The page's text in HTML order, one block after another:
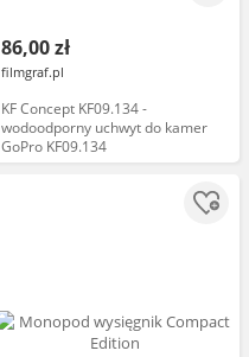
86,00 zł
filmgraf.pl
KF Concept KF09.134 -
wodoodporny uchwyt do kamer
GoPro KF09.134